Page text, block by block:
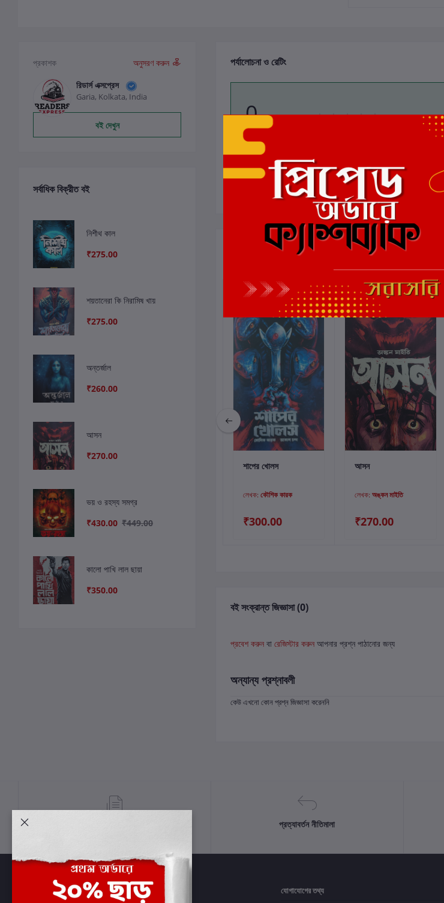
প্রকাশক
অনুসরণ করুন
রিডার্স এক্সপ্রেস
Garia, Kolkata, India
বই দেখুন
সর্বাধিক বিক্রীত বই
নিশীথ কাল
₹275.00
শয়তানেরা কি নিরামিষ খায়
₹275.00
অন্তর্জাল
₹260.00
আসন
₹270.00
ভয় ও রহস্য সমগ্র
₹430.00 ₹449.00
কালো পাখি লাল ছায়া
₹350.00
পর্যালোচনা ও রেটিং
0 মোট 5.0 -এ (0 পর্যালোচনা)
এই
কার্টে যোগ করুন
কালো পাখি লাল ছায়া
লেখক: সাগরিকা রায়
₹350.00 ₹449.00
কার্টে যোগ করুন
শাপের খোলস
লেখক: কৌশিক কারক
₹300.00
আসন
লেখক: অঙ্কন মাইতি
₹270.00
বই সংক্রান্ত জিজ্ঞাসা (0)
প্রবেশ করুন বা রেজিস্টার করুন আপনার প্রশ্ন পাঠানোর জন্য
অন্যান্য প্রশ্নাবলী
কেউ এখনো কোন প্রশ্ন জিজ্ঞাসা করেননি
প্রত্যাবর্তন নীতিমালা
যোগাযোগের তথ্য